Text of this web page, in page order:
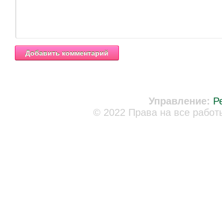
Управление:
© 2022 Права на все